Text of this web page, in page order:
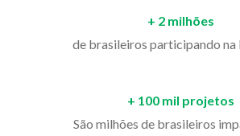
+ 2 milhões
de brasileiros participando
+ 100 mil projetos
São milhões de brasileiros